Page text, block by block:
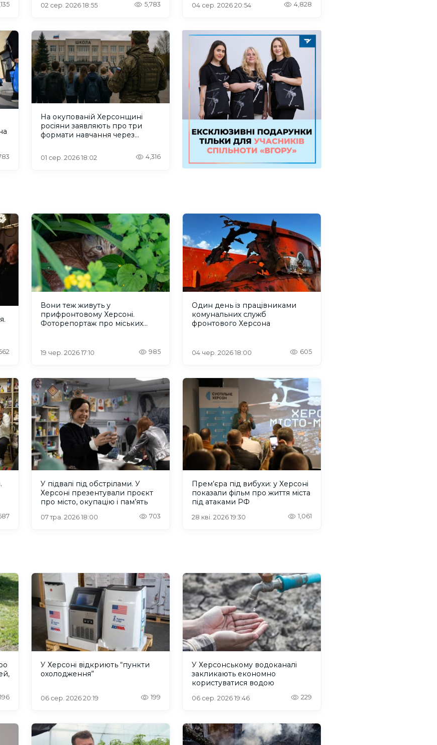
02 сер. 2026 18:55 5,783 04 сер. 2026 20:54 4,828
На окупованій Херсонщині
росіяни заявляють про три
формати навчання через
01 сер. 2026 18:02 4,316
Вони теж живуть у
прифронтовому Херсоні.
Фоторепортаж про міських
19 чер. 2026 17:10 985
Один день із працівниками
комунальних служб
фронтового Херсона
04 чер. 2026 18:00 605
У підвалі під обстрілами. У
Херсоні презентували проєкт
про місто, окупацію і пам’ять
07 тра. 2026 18:00 703
Прем’єра під вибухи: у Херсоні
показали фільм про життя міста
під атаками РФ
28 кві. 2026 19:30 1,061
196
У Херсоні відкриють “пункти
охолодження”
06 сер. 2026 20:19 199
У Херсонському водоканалі
закликають економно
користуватися водою
06 сер. 2026 19:46 229